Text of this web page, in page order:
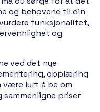
og behovene til din
funksjonalitet,
og
ved det nye
opplæring
være lurt å be om
priser